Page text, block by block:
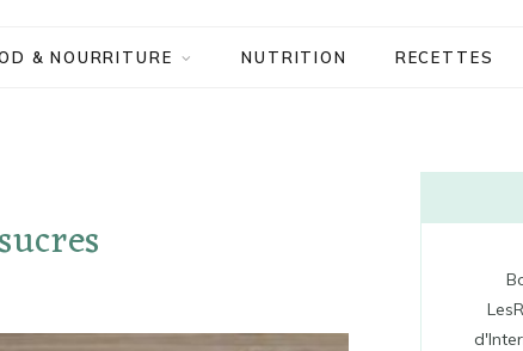
& NOURRITURE NUTRITION RECETTES